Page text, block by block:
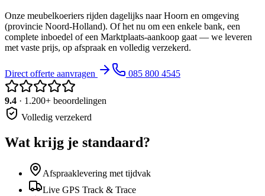
Onze meubelkoeriers rijden dagelijks naar Hoorn en omgeving
(provincie Noord-Holland). Of het nu om een enkele bank, een
complete inboedel of een Marktplaats-aankoop gaat — we leveren
met vaste prijs, op afspraak en volledig verzekerd.
Direct offerte aanvragen 085 800 4545
9.4 · 1.200+ beoordelingen
Volledig verzekerd
Wat krijg je standaard?
Afspraaklevering met tijdvak
Live GPS Track & Trace